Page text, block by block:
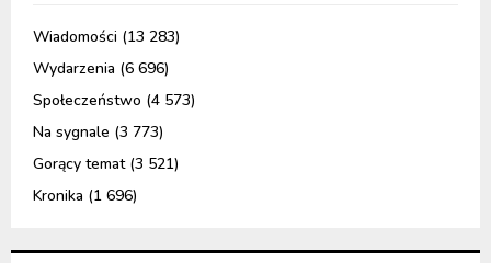
Wiadomości (13 283)
Wydarzenia (6 696)
Społeczeństwo (4 573)
Na sygnale (3 773)
Gorący temat(3 521)
Kronika (1 696)